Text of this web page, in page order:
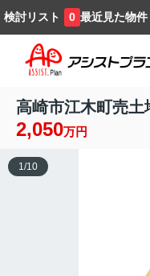
検討リスト 0 最近見た物件
高崎市江木町売土
2,050万円
1 /10